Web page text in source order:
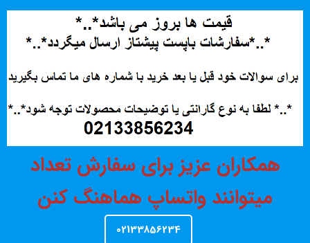
همکاران عزیز برای سفارش تعداد
میتوانند واتساپ هماهنگ کنن
02133856234